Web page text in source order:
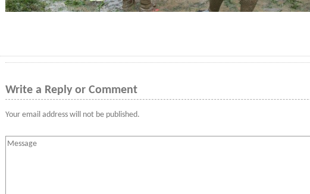
Write a Reply or Comment
Your email address will not be published.